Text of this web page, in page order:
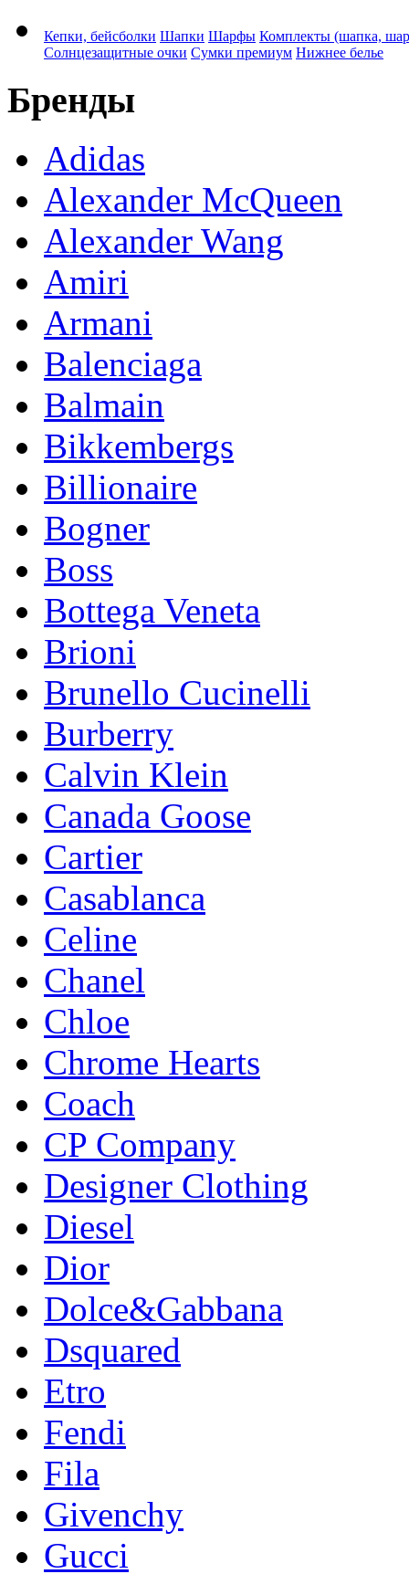
Кепки, бейсболки Шапки Шарфы Комплекты (шапка,
Солнцезащитные очки Сумки премиум Нижнее белье
Бренды
Adidas
Alexander McQueen
Alexander Wang
Amiri
Armani
Balenciaga
Balmain
Bikkembergs
Billionaire
Bogner
Boss
Bottega Veneta
Brioni
Brunello Cucinelli
Burberry
Calvin Klein
Canada Goose
Cartier
Casablanca
Celine
Chanel
Chloe
Chrome Hearts
Coach
CP Company
Designer Clothing
Diesel
Dior
Dolce&Gabbana
Dsquared
Etro
Fendi
Fila
Givenchy
Gucci